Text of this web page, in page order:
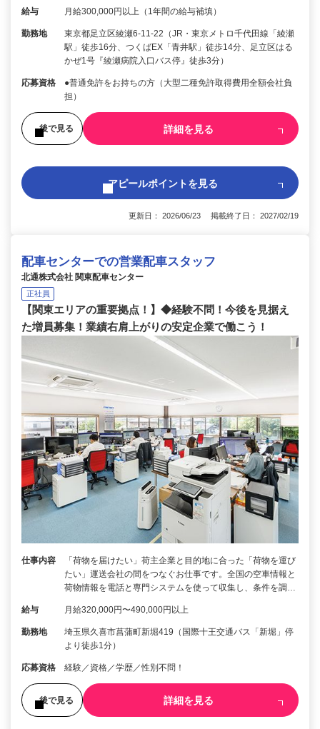
給与 月給300,000円以上（1年間の給与補填）
勤務地
東京都足立区綾瀬6-11-22（JR・東京メトロ千代田線「綾瀬
駅」徒歩16分、つくばEX「青井駅」徒歩14分、足立区はる
かぜ1号『綾瀬病院入口バス停』徒歩3分）
応募資格
●普通免許をお持ちの方（大型二種免許取得費用全額会社負
担）
後で見る 詳細を見る
アピールポイントを見る
更新日： 2026/06/23 掲載終了日： 2027/02/19
配車センターでの営業配車スタッフ
北通株式会社 関東配車センター
正社員
【関東エリアの重要拠点！】◆経験不問！今後を見据え
た増員募集！業績右肩上がりの安定企業で働こう！
仕事内容
「荷物を届けたい」荷主企業と目的地に合った「荷物を運び
たい」運送会社の間をつなぐお仕事です。全国の空車情報と
荷物情報を電話と専門システムを使って収集し、条件を調…
給与 月給320,000円〜490,000円以上
勤務地
埼玉県久喜市菖蒲町新堀419（国際十王交通バス「新堀」停
より徒歩1分）
応募資格 経験／資格／学歴／性別不問！
後で見る 詳細を見る